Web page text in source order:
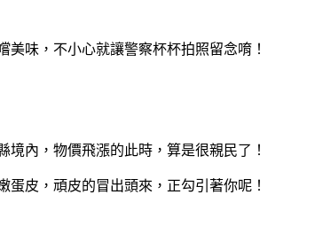
味，不小心就讓警察杯杯拍照留念唷！
境內，物價飛漲的此時，算是很親民了！
皮，頑皮的冒出頭來，正勾引著你呢！